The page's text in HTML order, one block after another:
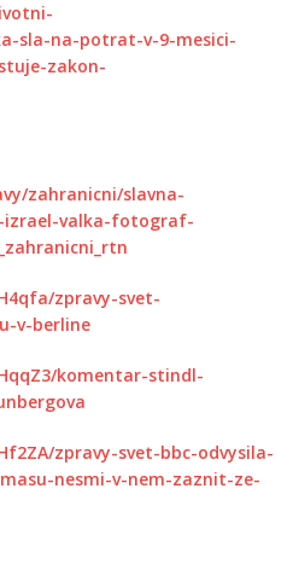
sla-na-potrat-v-9-mesici-
zakon-
zahranicni/slavna-
valka-fotograf-
zpravy-svet-
v-berline
komentar-stindl-
zpravy-svet-bbc-odvysila-
nesmi-v-nem-zaznit-ze-